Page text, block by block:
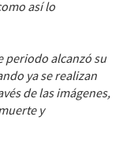
así lo
periodo alcanzó su
ya se realizan
de las imágenes,
y